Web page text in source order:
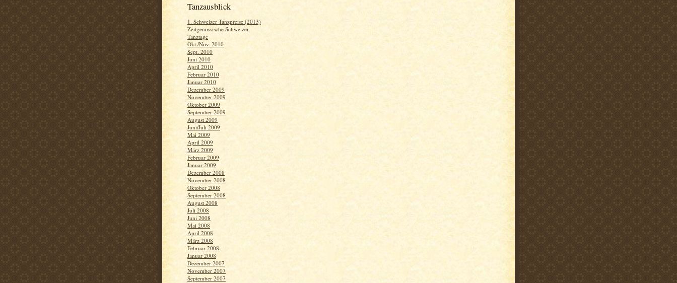
Tanzausblick
1. Schweizer Tanzpreise (2013)
Zeitgenossische Schweizer
Tanztage
Okt./Nov. 2010
Sept. 2010
Juni 2010
April 2010
Februar 2010
Januar 2010
Dezember 2009
November 2009
Oktober 2009
September 2009
August 2009
Juni/Juli 2009
Mai 2009
April 2009
März 2009
Februar 2009
Januar 2009
Dezember 2008
November 2008
Oktober 2008
September 2008
August 2008
Juli 2008
Juni 2008
Mai 2008
April 2008
März 2008
Februar 2008
Januar 2008
Dezember 2007
November 2007
September 2007